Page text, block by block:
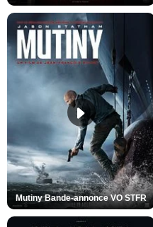
Mutiny Bande-annonce VO STFR